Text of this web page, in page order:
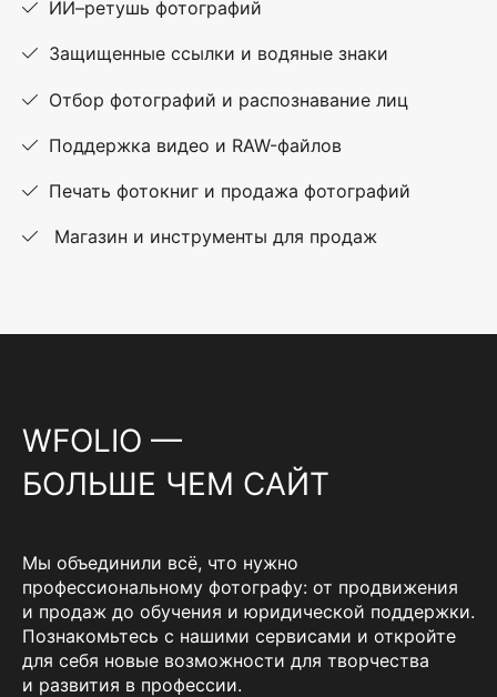
ИИ–ретушь фотографий
Защищенные ссылки и водяные знаки
Отбор фотографий и распознавание лиц
Поддержка видео и RAW-файлов
Печать фотокниг и продажа фотографий
Магазин и инструменты для продаж
WFOLIO —
БОЛЬШЕ ЧЕМ САЙТ
Мы объединили всё, что нужно
профессиональному фотографу: от продвижения
и продаж до обучения и юридической поддержки.
Познакомьтесь с нашими сервисами и откройте
для себя новые возможности для творчества
и развития в профессии.